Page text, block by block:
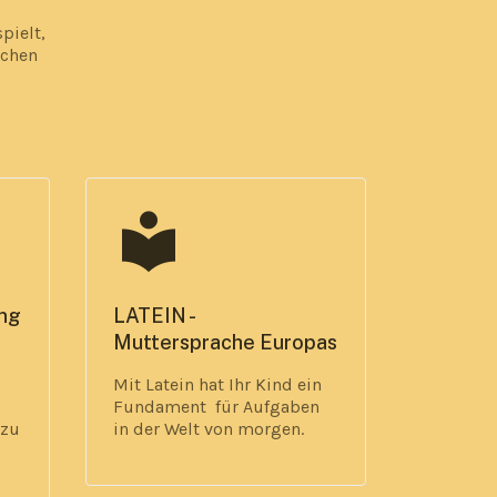
local_library
LATEIN -
Muttersprache Europas
Mit Latein hat Ihr Kind ein
Fundament für Aufgaben
in der Welt von morgen.